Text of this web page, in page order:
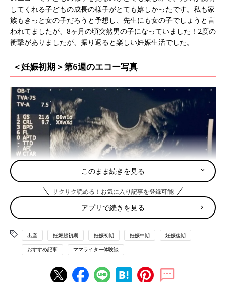
してくれる子どもの成長の様子がとても嬉しかったです。私も家
族もきっと女の子だろうと予想し、先生にも女の子でしょうと言
われてましたが、8ヶ月の頃突然男の子になっていました！2度の
衝撃がありましたが、振り返ると楽しい妊娠生活でした。
＜妊娠初期＞第6週のエコー写真
転職活動中、「そういえば生理が来てないな。もしかして」と思
い、レディースクリニックに行きました。診察してみると妊娠し
ており、すでに6週でした。子どもは将来いずれと思っていまし
たが、結婚もまだまだ先のことだと思っていたので心の準備が全
このまま続きを見る
サクサク読める！お気に入り記事を登録可能
アプリで続きを見る
出産 妊娠超初期 妊娠初期 妊娠中期 妊娠後期
おすすめ記事 ママライター体験談